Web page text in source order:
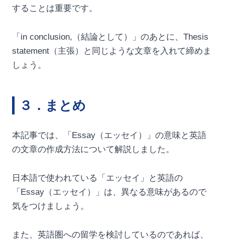
することは重要です。
「in conclusion,（結論として）」のあとに、Thesis
statement（主張）と同じような文章を入れて締めま
しょう。
３．まとめ
本記事では、「Essay（エッセイ）」の意味と英語
の文章の作成方法について解説しました。
日本語で使われている「エッセイ」と英語の
「Essay（エッセイ）」は、異なる意味があるので
気をつけましょう。
また、英語圏への留学を検討しているのであれば、